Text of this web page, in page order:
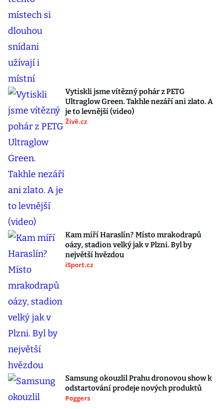
Vytiskli jsme vítězný pohár z PETG
Ultraglow Green. Takhle nezáří ani zlato. A
je to levnější (video)
Živě.cz
Kam míří Haraslín? Místo mrakodrapů
oázy, stadion velký jak v Plzni. Byl by
největší hvězdou
iSport.cz
Samsung okouzlil Prahu dronovou show k
odstartování prodeje nových produktů
Poggers